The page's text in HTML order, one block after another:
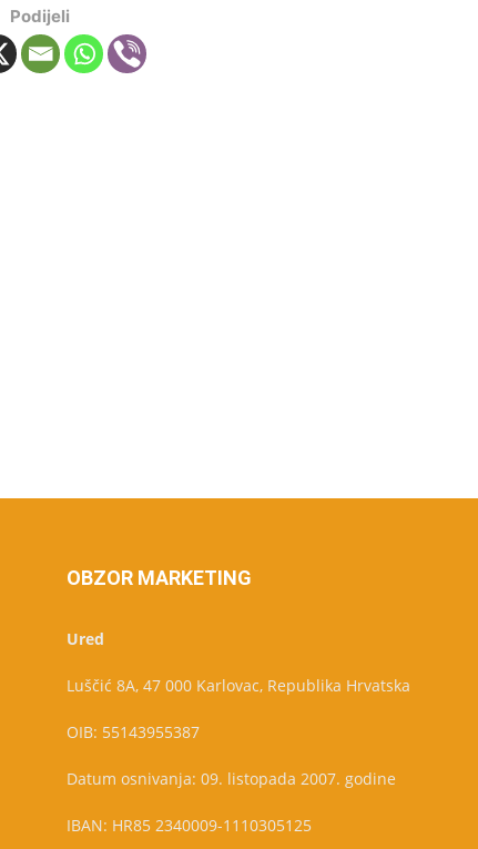
Podijeli
OBZOR MARKETING
Ured
Luščić 8A, 47 000 Karlovac, Republika Hrvatska
OIB: 55143955387
Datum osnivanja: 09. listopada 2007. godine
IBAN: HR85 2340009-1110305125